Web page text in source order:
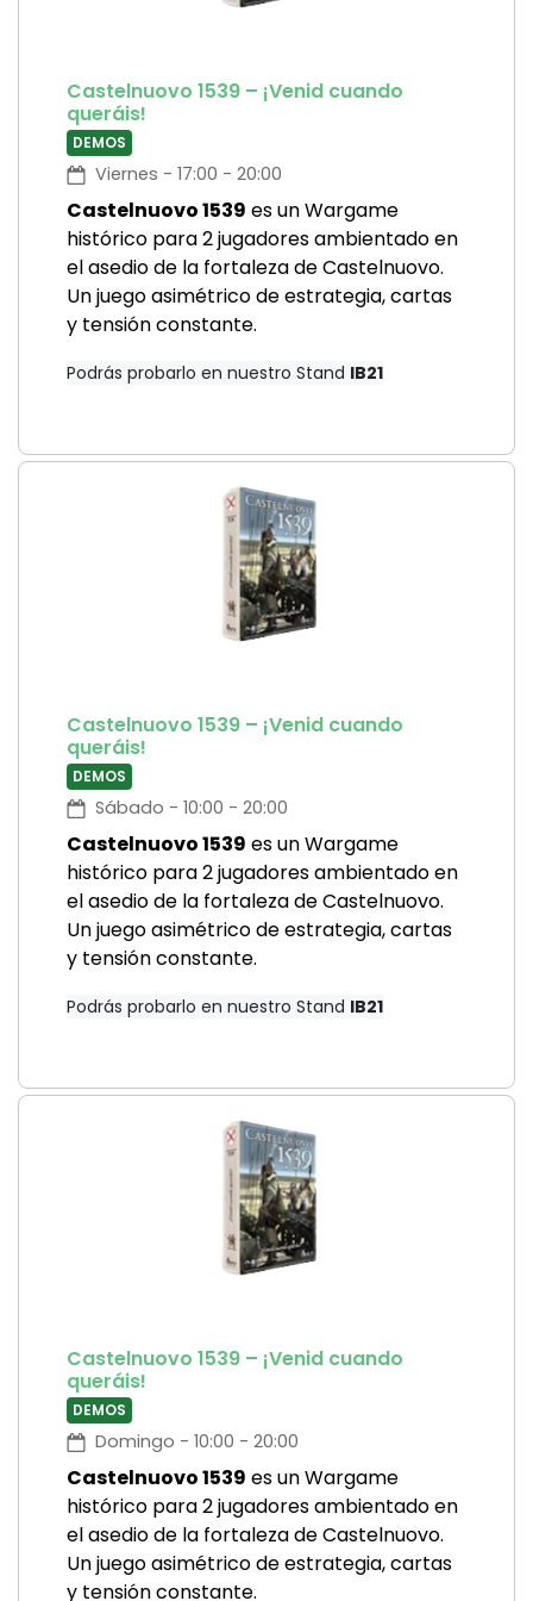
Castelnuovo 1539 – ¡Venid cuando
queráis!
DEMOS
Viernes - 17:00 - 20:00
Castelnuovo 1539 es un Wargame
histórico para 2 jugadores ambientado en
el asedio de la fortaleza de Castelnuovo.
Un juego asimétrico de estrategia, cartas
y tensión constante.
Podrás probarlo en nuestro Stand IB21
Castelnuovo 1539 – ¡Venid cuando
queráis!
DEMOS
Sábado - 10:00 - 20:00
Castelnuovo 1539 es un Wargame
histórico para 2 jugadores ambientado en
el asedio de la fortaleza de Castelnuovo.
Un juego asimétrico de estrategia, cartas
y tensión constante.
Podrás probarlo en nuestro Stand IB21
Castelnuovo 1539 – ¡Venid cuando
queráis!
DEMOS
Domingo - 10:00 - 20:00
Castelnuovo 1539 es un Wargame
histórico para 2 jugadores ambientado en
el asedio de la fortaleza de Castelnuovo.
Un juego asimétrico de estrategia, cartas
y tensión constante.